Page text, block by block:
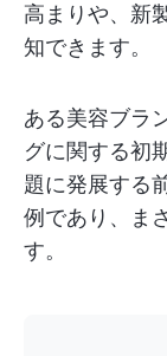
高まりや、新
知できます。
ある美容ブラ
グに関する初
題に発展する
例であり、ま
す。